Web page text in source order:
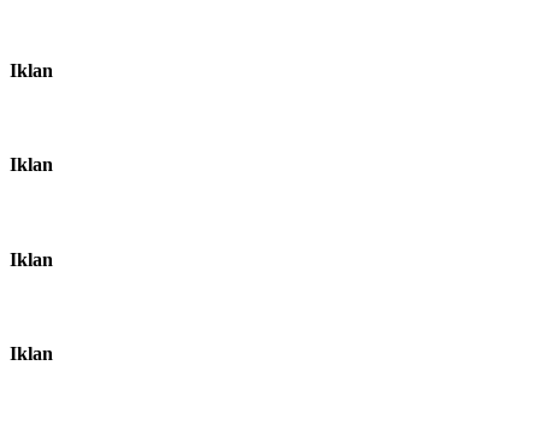
Iklan
Iklan
Iklan
Iklan